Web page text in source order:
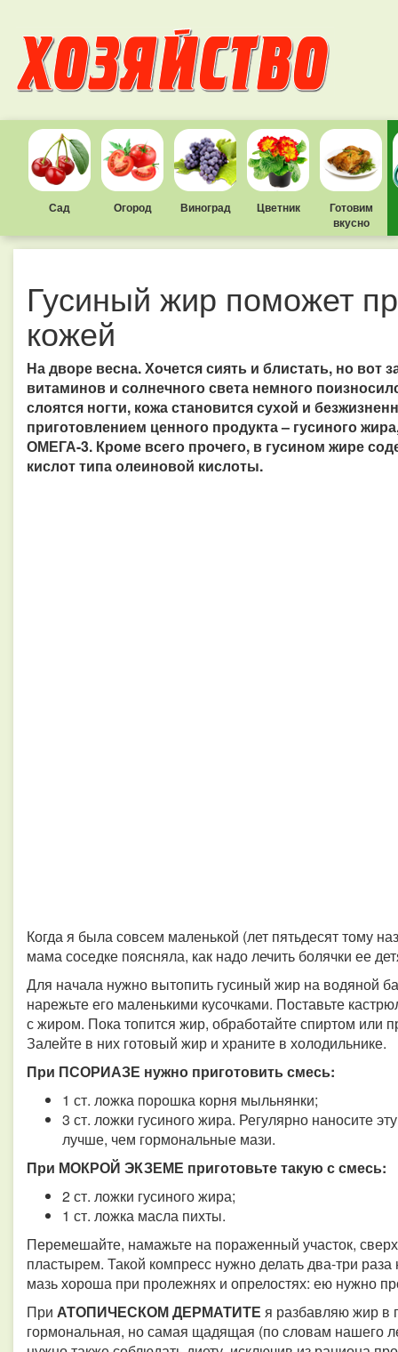
Сад Огород Виноград Цветник
Готовим
вкусно
Гусиный жир поможет
кожей
На дворе весна. Хочется сиять и блистать, но вот
витаминов и солнечного света немного
слоятся ногти, кожа становится сухой и
приготовлением ценного продукта – гусиного
ОМЕГА-3. Кроме всего прочего, в гусином жире
кислот типа олеиновой кислоты.
Когда я была совсем маленькой (лет пятьдесят тому
мама соседке поясняла, как надо лечить болячки ее
Для начала нужно вытопить гусиный жир на водяной
нарежьте его маленькими кусочками. Поставьте
с жиром. Пока топится жир, обработайте спиртом или
Залейте в них готовый жир и храните в холодильнике.
При ПСОРИАЗЕ нужно приготовить смесь:
1 ст. ложка порошка корня мыльнянки;
3 ст. ложки гусиного жира. Регулярно наносите
лучше, чем гормональные мази.
При МОКРОЙ ЭКЗЕМЕ приготовьте такую с смесь:
2 ст. ложки гусиного жира;
1 ст. ложка масла пихты.
Перемешайте, намажьте на пораженный участок,
пластырем. Такой компресс нужно делать два-три
мазь хороша при пролежнях и опрелостях: ею нужно
При АТОПИЧЕСКОМ ДЕРМАТИТЕ я разбавляю жир в
гормональная, но самая щадящая (по словам нашего